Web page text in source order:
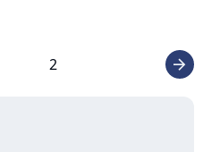
2 arrow_right